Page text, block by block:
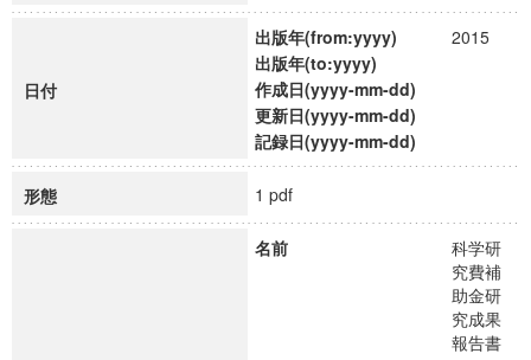
日付
出版年(from:yyyy)
2015
出版年(to:yyyy)
作成日(yyyy-mm-dd)
更新日(yyyy-mm-dd)
記録日(yyyy-mm-dd)
形態 1 pdf
名前
科学研
究費補
助金研
究成果
報告書